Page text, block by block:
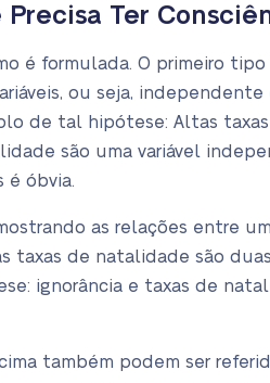
Ter
é formulada. O primeiro
ou seja,
de tal hipótese: Altas
são uma variável
é óbvia.
as relações entre
taxas de natalidade são
ignorância e taxas de
também podem ser